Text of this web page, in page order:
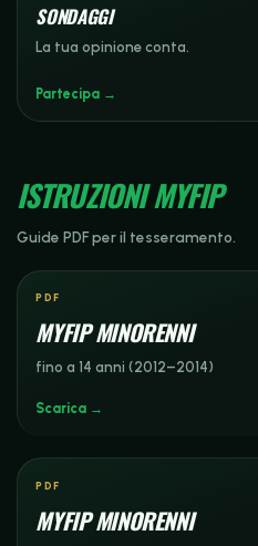
SONDAGGI
La tua opinione conta.
Partecipa →
ISTRUZIONI MYFIP
Guide PDF per il tesseramento.
PDF
MYFIP MINORENNI
fino a 14 anni (2012–2014)
Scarica →
PDF
MYFIP MINORENNI